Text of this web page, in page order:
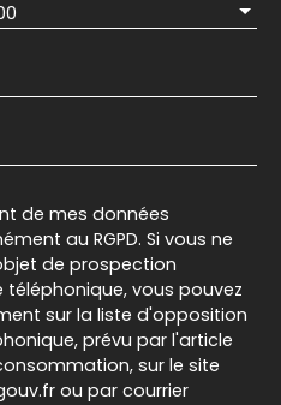
de mes données
au RGPD. Si vous ne
de prospection
vous pouvez
sur la liste d'opposition
prévu par l'article
sur le site
ou par courrier